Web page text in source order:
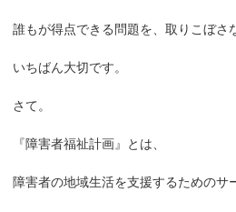
誰もが得点できる問題を、取りこぼさ
いちばん大切です。
さて。
『障害者福祉計画』とは、
障害者の地域生活を支援するためのサ